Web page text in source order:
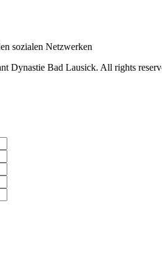
sozialen Netzwerken
Dynastie Bad Lausick. All rights